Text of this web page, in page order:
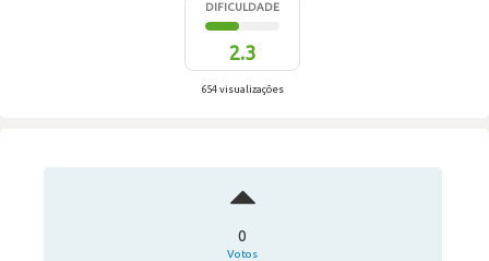
DIFICULDADE
2.3
654 visualizações
0
Votos